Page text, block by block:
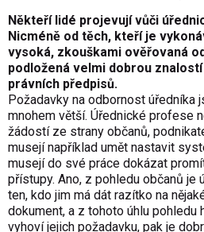
Někteří lidé projevují vůči
Nicméně od těch, kteří je
vysoká, zkouškami ověřovaná
podložená velmi dobrou
právních předpisů.
Požadavky na odbornost úředníka
mnohem větší. Úřednické profese
žádostí ze strany občanů,
musejí například umět nastavit
musejí do své práce dokázat
přístupy. Ano, z pohledu občanů je
ten, kdo jim má dát razítko na
dokument, a z tohoto úhlu pohledu
vyhoví jejich požadavku, pak je